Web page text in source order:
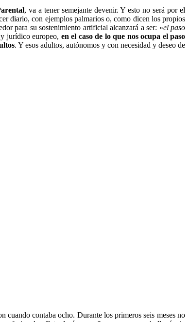
, va a tener semejante devenir. Y esto no será por el
diario, con ejemplos palmarios o, como dicen los propios
para su sostenimiento artificial alcanzará a ser: «el paso
jurídico europeo, en el caso de lo que nos ocupa el paso
. Y esos adultos, autónomos y con necesidad y deseo de
cuando contaba ocho. Durante los primeros seis meses no